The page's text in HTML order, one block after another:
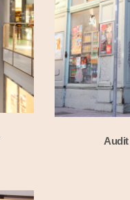
Audit